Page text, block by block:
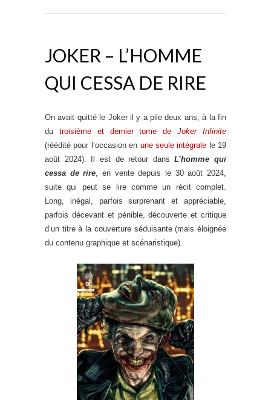
JOKER – L’HOMME
QUI CESSA DE RIRE
On avait quitté le Joker il y a pile deux ans, à la fin
du troisième et dernier tome deJoker Infinite
(réédité pour l’occasion en une seule intégrale le 19
août 2024). Il est de retour dansL’homme qui
cessa de rire, en vente depuis le 30 août 2024,
suite qui peut se lire comme un récit complet.
Long, inégal, parfois surprenant et appréciable,
parfois décevant et pénible, découverte et critique
d’un titre à la couverture séduisante (mais éloignée
du contenu graphique et scénaristique).